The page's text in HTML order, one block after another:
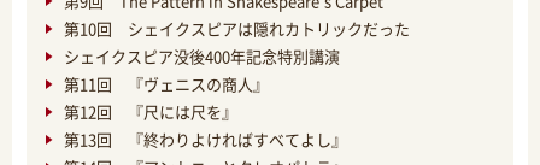
第10回 シェイクスピアは隠れカトリックだった
シェイクスピア没後400年記念特別講演
第11回 『ヴェニスの商人』
第12回 『尺には尺を』
第13回 『終わりよければすべてよし』